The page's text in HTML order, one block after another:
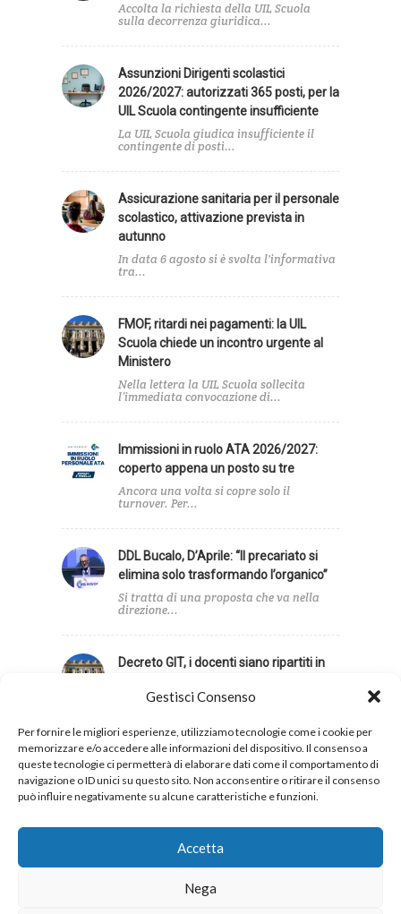
Gestisci Consenso
Per fornire le migliori esperienze, utilizziamo tecnologie come i cookie per
memorizzare e/o accedere alle informazioni del dispositivo. Il consenso a
queste tecnologie ci permetterà di elaborare dati come il comportamento di
navigazione o ID unici su questo sito. Non acconsentire o ritirare il consenso
può influire negativamente su alcune caratteristiche e funzioni.
Accetta
Nega
Accolta la richiesta della UIL Scuola
sulla decorrenza giuridica...
Assunzioni Dirigenti scolastici
2026/2027: autorizzati 365 posti, per la
UIL Scuola contingente insufficiente
La UIL Scuola giudica insufficiente il
contingente di posti...
Assicurazione sanitaria per il personale
scolastico, attivazione prevista in
autunno
In data 6 agosto si è svolta l'informativa
tra...
FMOF, ritardi nei pagamenti: la UIL
Scuola chiede un incontro urgente al
Ministero
Nella lettera la UIL Scuola sollecita
l’immediata convocazione di...
Immissioni in ruolo ATA 2026/2027:
coperto appena un posto su tre
Ancora una volta si copre solo il
turnover. Per...
DDL Bucalo, D’Aprile: “Il precariato si
elimina solo trasformando l’organico”
Si tratta di una proposta che va nella
direzione...
Decreto GIT, i docenti siano ripartiti in
Infine, la UIL Scuola ha sollecitato una
Cookies